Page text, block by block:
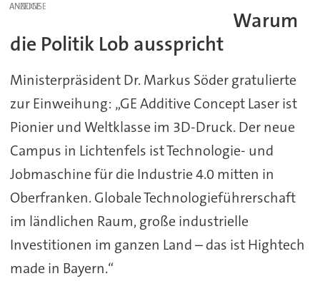
ANZEIGE
Warum
die Politik Lob ausspricht
Ministerpräsident Dr. Markus Söder gratulierte
zur Einweihung: „GE Additive Concept Laser ist
Pionier und Weltklasse im 3D-Druck. Der neue
Campus in Lichtenfels ist Technologie- und
Jobmaschine für die Industrie 4.0 mitten in
Oberfranken. Globale Technologieführerschaft
im ländlichen Raum, große industrielle
Investitionen im ganzen Land – das ist Hightech
made in Bayern.“